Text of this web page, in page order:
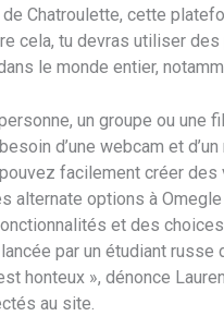
Chatroulette, cette
cela, tu devras utiliser
le monde entier,
un groupe ou une
d’une webcam et
facilement créer
alternate options à
et des
par un étudiant
honteux », dénonce
au site.